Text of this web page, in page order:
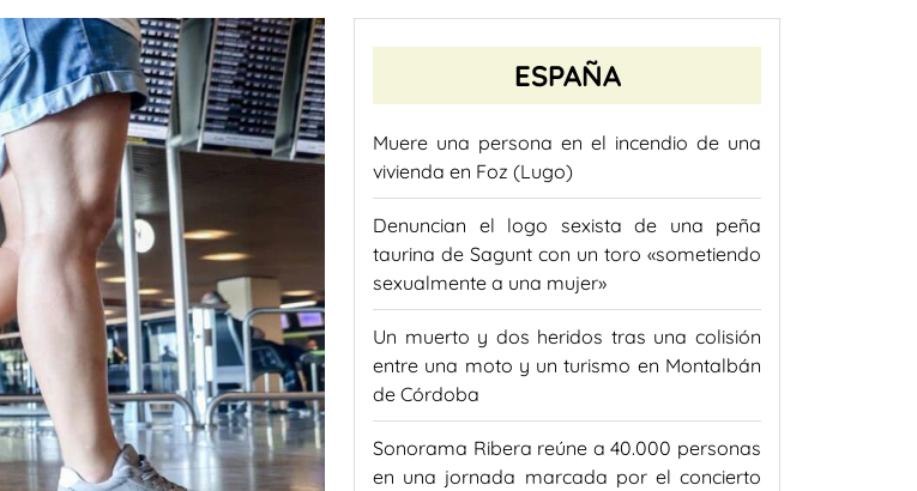
ESPAÑA
Muere una persona en el incendio de una
vivienda en Foz (Lugo)
Denuncian el logo sexista de una peña
taurina de Sagunt con un toro «sometiendo
sexualmente a una mujer»
Un muerto y dos heridos tras una colisión
entre una moto y un turismo en Montalbán
de Córdoba
Sonorama Ribera reúne a 40.000 personas
en una jornada marcada por el concierto